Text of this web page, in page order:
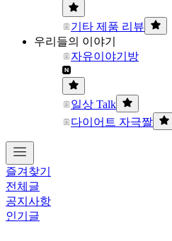
기타 제품 리뷰
우리들의 이야기
자유이야기방
일상 Talk
다이어트 자극짤
즐겨찾기
전체글
공지사항
인기글